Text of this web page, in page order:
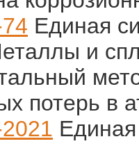
Единая
и
потерь в